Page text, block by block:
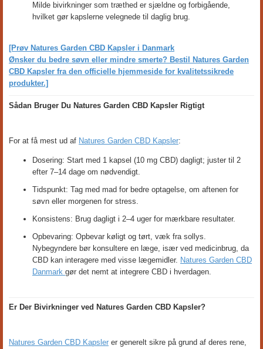
Milde bivirkninger som træthed er sjældne og forbigående,
hvilket gør kapslerne velegnede til daglig brug.
[Prøv Natures Garden CBD Kapsler i Danmark
Ønsker du bedre søvn eller mindre smerte? Bestil Natures Garden
CBD Kapsler fra den officielle hjemmeside for kvalitetssikrede
produkter.]
Sådan Bruger Du Natures Garden CBD Kapsler Rigtigt
For at få mest ud af Natures Garden CBD Kapsler:
Dosering: Start med 1 kapsel (10 mg CBD) dagligt; juster til 2
efter 7–14 dage om nødvendigt.
Tidspunkt: Tag med mad for bedre optagelse, om aftenen for
søvn eller morgenen for stress.
Konsistens: Brug dagligt i 2–4 uger for mærkbare resultater.
Opbevaring: Opbevar køligt og tørt, væk fra sollys.
Nybegyndere bør konsultere en læge, især ved medicinbrug, da
CBD kan interagere med visse lægemidler. Natures Garden CBD
Danmark gør det nemt at integrere CBD i hverdagen.
Er Der Bivirkninger ved Natures Garden CBD Kapsler?
Natures Garden CBD Kapsler er generelt sikre på grund af deres rene,